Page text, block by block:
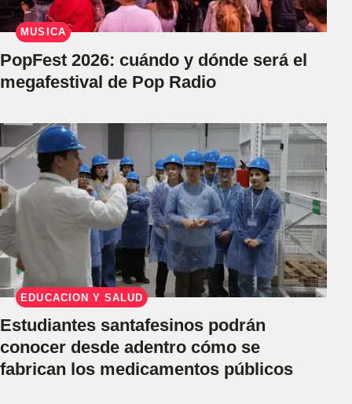
MÚSICA
PopFest 2026: cuándo y dónde será el
megafestival de Pop Radio
EDUCACIÓN Y SALUD
Estudiantes santafesinos podrán
conocer desde adentro cómo se
fabrican los medicamentos públicos